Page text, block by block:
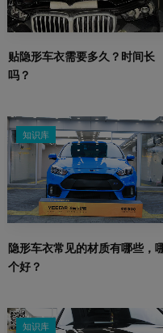
贴隐形车衣需要多久？时间长
吗？
知识库
隐形车衣常见的材质有哪些，
个好？
知识库